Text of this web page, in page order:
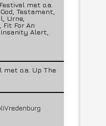
met o.a.
Testament,
Urne,
Fit For An
Alert,
met o.a. Up The